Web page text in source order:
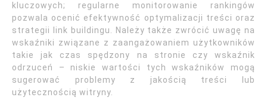
kluczowych; regularne monitorowanie rankingów
pozwala ocenić efektywność optymalizacji treści oraz
strategii link buildingu. Należy także zwrócić uwagę na
wskaźniki związane z zaangażowaniem użytkowników
takie jak czas spędzony na stronie czy wskaźnik
odrzuceń – niskie wartości tych wskaźników mogą
sugerować problemy z jakością treści lub
użytecznością witryny.